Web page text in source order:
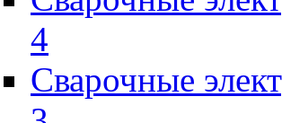
4
Сварочные